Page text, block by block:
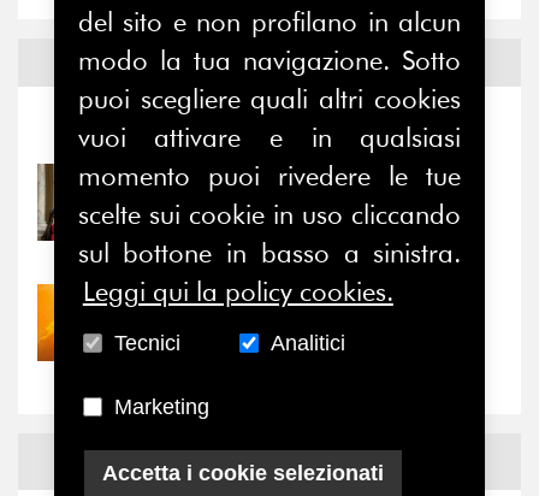
Notizie edEventi
Eventi
31/07/2026
Prima della pausa estiva,
il valore di...
30/07/2026
Nove anni dopo la
“grande cecità”: la...
NewsFacebook
del sito e non profilano in alcun
modo la tua navigazione. Sotto
puoi scegliere quali altri cookies
vuoi attivare e in qualsiasi
momento puoi rivedere le tue
scelte sui cookie in uso cliccando
sul bottone in basso a sinistra.
Leggi qui la policy cookies.
Tecnici Analitici
Marketing
Accetta i cookie selezionati